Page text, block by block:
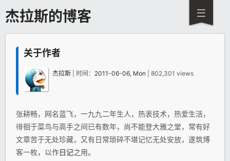
杰拉斯的博客
关于作者
杰拉斯 | 时间： 2011-06-06, Mon | 802,301 views
张耕畅，网名蓝飞，一九九二年生人，热衷技术，热爱生活，
徘徊于菜鸟与高手之间已有数年，尚不能登大雅之堂，常有好
文章苦于无处珍藏，又有日常琐碎不堪记忆无处安放，遂筑博
客一枚，以作日记之用。